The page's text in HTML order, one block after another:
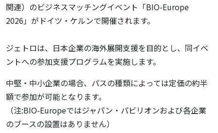
関連）のビジネスマッチングイベント「BIO-Europe
2026」がドイツ・ケルンで開催されます。
ジェトロは、日本企業の海外展開支援を目的とし、同イベ
ントへの参加支援プログラムを実施します。
中堅・中小企業の場合、パスの種類によっては定価の約半
額で参加が可能となります。
（注:BIO-Europeではジャパン・パビリオンおよび各企業
のブースの設置はありません）